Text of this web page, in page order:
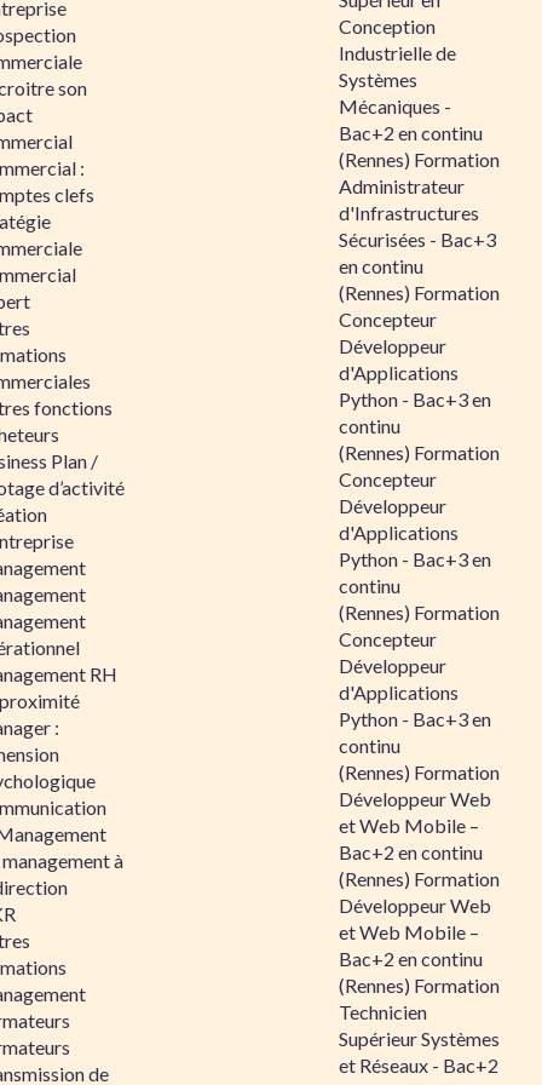
son
:
clefs
fonctions
Plan /
d’activité
RH
:
à
de
Conception
Industrielle de
Systèmes
Mécaniques -
Bac+2 en continu
(Rennes) Formation
Administrateur
d'Infrastructures
Sécurisées - Bac+3
en continu
(Rennes) Formation
Concepteur
Développeur
d'Applications
Python - Bac+3 en
continu
(Rennes) Formation
Concepteur
Développeur
d'Applications
Python - Bac+3 en
continu
(Rennes) Formation
Concepteur
Développeur
d'Applications
Python - Bac+3 en
continu
(Rennes) Formation
Développeur Web
et Web Mobile –
Bac+2 en continu
(Rennes) Formation
Développeur Web
et Web Mobile –
Bac+2 en continu
(Rennes) Formation
Technicien
Supérieur Systèmes
et Réseaux - Bac+2